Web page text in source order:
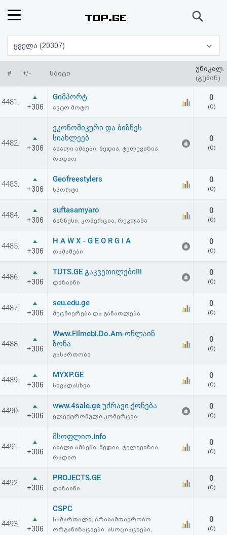
რეიტინგი
(მთავარი)
ფოსტა
პასუხი
ავტორიზაცია
რეგისტრაცია
პაროლის
კოდი
სალიცენზიო
და
უარყოფა
ყველა (20307)
# +/- საიტი
უნიკალ.
(გუშინ)
4481.
+306
Gიმპორტ
ავტო მოტო
0
(0)
4482.
+306
ეკონომიკური და ბიზნეს
სიახლეებ
ახალი ამბები, მედია, ტელევიზია,
რადიო
0
(0)
4483.
+306
Geofreestylers
სპორტი
0
(0)
4484.
+306
suftasamyaro
ბიზნესი, კომერცია, რეკლამა
0
(0)
4485.
+306
H A W X - G E O R G I A
თამაშები
0
(0)
4486.
+306
TUTS.GE გაკვეთილები!!!
დიზაინი
0
(0)
4487.
+306
seu.edu.ge
მეცნიერება და განათლება
0
(0)
4488.
+306
Www.Filmebi.Do.Am-ონლაინ
ზონა
გასართობი
0
(0)
4489.
+306
MYXP.GE
სხვადასხვა
0
(0)
4490.
+306
www.4sale.ge უძრავი ქონება
ელექტრონული კომერცია
0
(0)
4491.
+306
მსოფლიო.Info
ახალი ამბები, მედია, ტელევიზია,
რადიო
0
(0)
4492.
+306
PROJECTS.GE
დიზაინი
0
(0)
4493.
+306
CSPC
სამართალი, არასამთავრობო
ორგანიზაციები, ასოციაციები,
0
(0)